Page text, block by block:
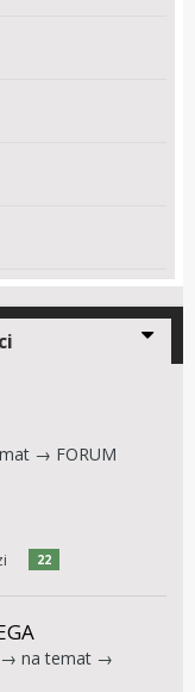
→ FORUM
22
→ na temat →